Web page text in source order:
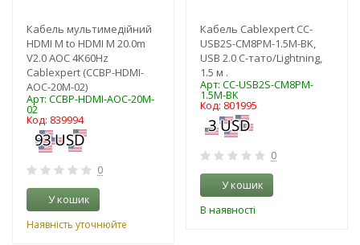
Кабель мультимедійний
HDMI M to HDMI M 20.0m
V2.0 AOC 4K60Hz
Cablexpert (CCBP-HDMI-
AOC-20M-02)
Арт: CCBP-HDMI-AOC-20M-
02
Код: 839994
0
У кошик
Наявність уточнюйте
Кабель Cablexpert CC-
USB2S-CM8PM-1.5M-BK,
USB 2.0 С-тато/Lightning,
1.5 м .
Арт: CC-USB2S-CM8PM-
1.5M-BK
Код: 801995
0
У кошик
В наявності